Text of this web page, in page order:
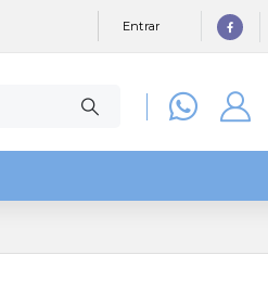
Entrar